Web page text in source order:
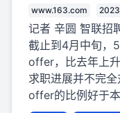
www.163.com
记者 辛圆 智联招
截止到4月中旬，
offer，比去年上
求职进展并不完
offer的比例好于